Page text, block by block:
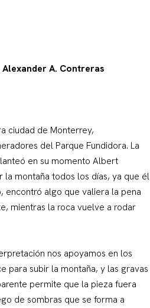
A. Contreras
ciudad de Monterrey,
del Parque Fundidora. La
en su momento Albert
la montaña todos los días, ya que él
encontró algo que valiera la pena
mientras la roca vuelve a rodar
nos apoyamos en los
para subir la montaña, y las gravas
permite que la pieza fuera
de sombras que se forma a